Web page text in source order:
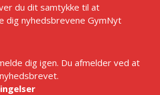
du dit samtykke til at
dig nyhedsbrevene GymNyt
dig igen. Du afmelder ved at